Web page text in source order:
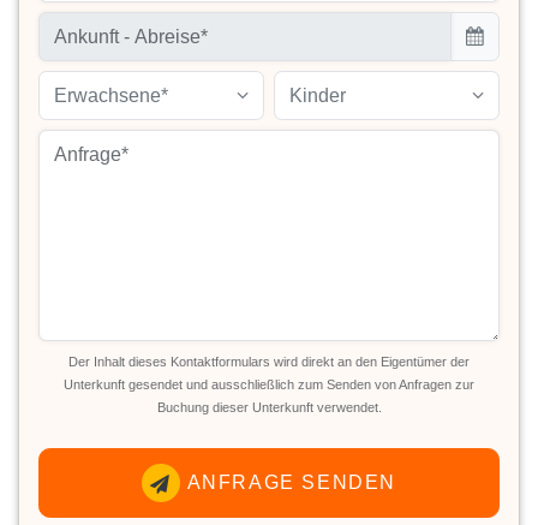
Erwachsene* Kinder
Der Inhalt dieses Kontaktformulars wird direkt an den Eigentümer der
Unterkunft gesendet und ausschließlich zum Senden von Anfragen zur
Buchung dieser Unterkunft verwendet.
ANFRAGE SENDEN